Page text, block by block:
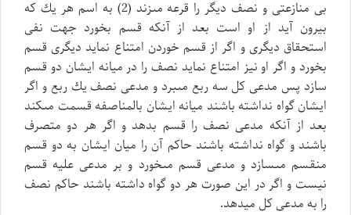
بى منازعتى و نصف ديگر را قرعه مىزند (2) به اسم هر يك كه
بيرون آيد از او است بعد از آنكه قسم بخورد جهت نفى
استحقاق ديگرى و اگر از قسم خوردن امتناع نمايد ديگرى قسم
بخورد و اگر او نيز امتناع نمايد نصف را در ميانه ايشان دو قسم
سازد پس مدعى كل سه ربع مىبرد و مدعى نصف يك ربع و اگر
ايشان گواه نداشته باشند ميانه ايشان بالمناصفه قسمت مىكند
بعد از آنكه مدعى نصف را قسم بدهد و اگر هر دو متصرف
باشند و گواه نداشته باشند حاكم آن را ميان ايشان به دو قسم
منقسم مىسازد و مدعى قسم مىخورد و بر مدعى عليه قسم
نيست و اگر در اين صورت هر دو گواه داشته باشند حاكم نصف
را به مدعى كل ميدهد.